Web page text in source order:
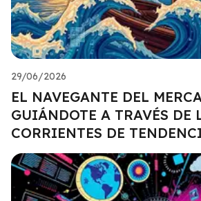
29/06/2026
EL NAVEGANTE DEL
GUIÁNDOTE A TRAVÉS DE
CORRIENTES DE